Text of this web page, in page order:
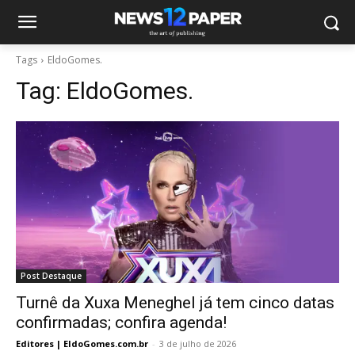
Tags EldoGomes.
Tag: EldoGomes.
Post Destaque
Turnê da Xuxa Meneghel já tem cinco datas
confirmadas; confira agenda!
Editores | EldoGomes.com.br - 3 de julho de 2026